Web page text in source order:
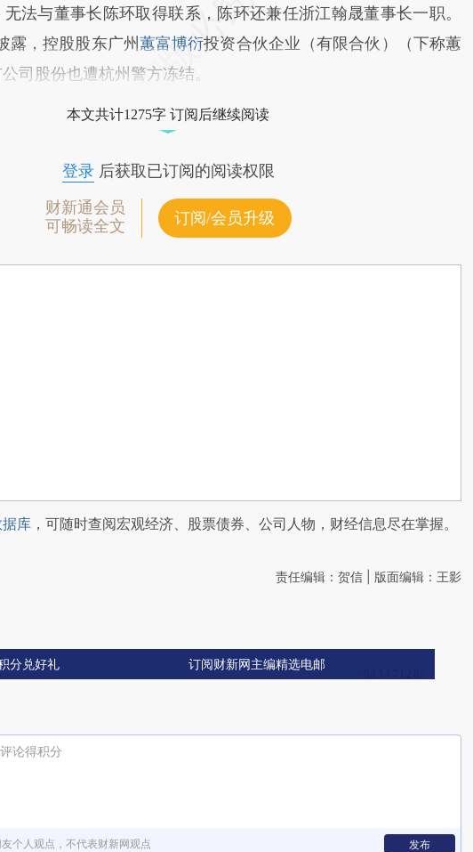
与董事长陈环取得联系，陈环还兼任浙江翰晟董事长一职。
露，控股股东广州蕙富博衍投资合伙企业（有限合伙）（下称蕙
司股份也遭杭州警方冻结。
本文共计1275字 订阅后继续阅读
登录后获取已订阅的阅读权限
财新通会员
可畅读全文
订阅/会员升级
库 ，可随时查阅宏观经济、股票债券、公司人物，财经信息尽在掌握。
责任编辑：贺信 | 版面编辑：王影
分兑好礼 订阅财新网主编精选电邮
论得积分
个人观点，不代表财新网观点 发布